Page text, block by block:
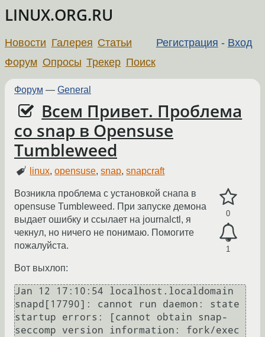
LINUX.ORG.RU
Регистрация - Вход
Новости Галерея Статьи
Форум Опросы Трекер Поиск
Форум — General
Всем Привет. Проблема
со snap в Opensuse
Tumbleweed
linux,opensuse,snap,snapcraft
0
1
Возникла проблема с установкой снапа в
opensuse Tumbleweed. При запуске демона
выдает ошибку и ссылает на journalctl, я
чекнул, но ничего не понимаю. Помогите
пожалуйста.
Вот выхлоп:
Jan 12 17:10:54 localhost.localdomain
snapd[17790]: cannot run daemon: state
startup errors: [cannot obtain snap-
seccomp version information: fork/exec